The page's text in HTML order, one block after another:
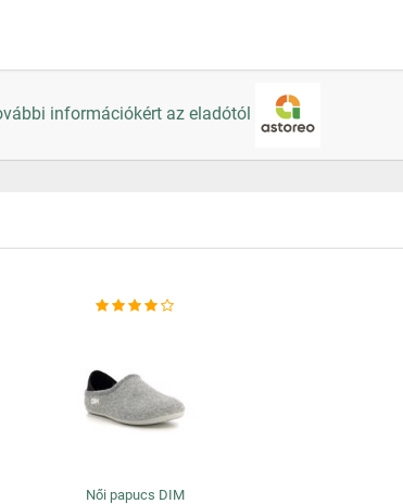
információkért az eladótól
Női papucs DIM